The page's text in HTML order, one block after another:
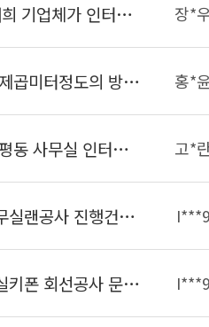
안녕하세요? 저희 기업체가 인터넷을 LG유플러스를 이용하고있는데 전체 랜선이 너무 많고 어떤선이 메인선인지 구분이 안갑니다. 깔끔하게 랜선을 정리했으면하여 문의드립니다. 장*
안녕하세요 45제곱미터정도의 방에 랜선정리를 하려고합니다. 현재 랜선은 서버실에서 천ㅌ장을 통해 들어와 있는 상태이며 정리해야할 랜선은 15개정도입니다. 선 길이조정 및 몰딩까지 비용이 대략 얼마정도 되는지 궁금합니다. 홍*
청주 서원구 분평동 사무실 인터넷키폰이 불편해서 일반키폰으로 바꿀려고하는데 비용이 얼마나 들까요?? 9대설치예정 고*
안녕하세요 사무실랜공사 진행건으로 문의드립니다. 23개의 책상이 들어가는 사무실입니다 자리가 23개면 견적이 얼마나 나올까요??? 사무실은 현재 공실상태입니다. 견적요청드립니다. 감사합니다
대전지역 사무실키폰 회선공사 문의드립니다. 키폰주장치 및 키폰 일반전화는 보유중이면 개설할 라인은 키폰2라인 일반50라인입니다 연락주세요